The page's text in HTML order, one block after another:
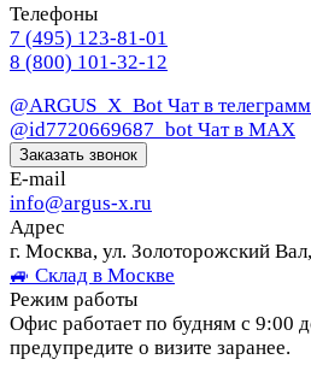
Телефоны
7 (495) 123-81-01
8 (800) 101-32-12
@ARGUS_X_Bot Чат в телеграмм
@id7720669687_bot Чат в МАХ
Заказать звонок
E-mail
info@argus-x.ru
Адрес
г. Москва, ул. Золоторожский
🚙 Склад в Москве
Режим работы
Офис работает по будням с 9:00
предупредите о визите заранее.